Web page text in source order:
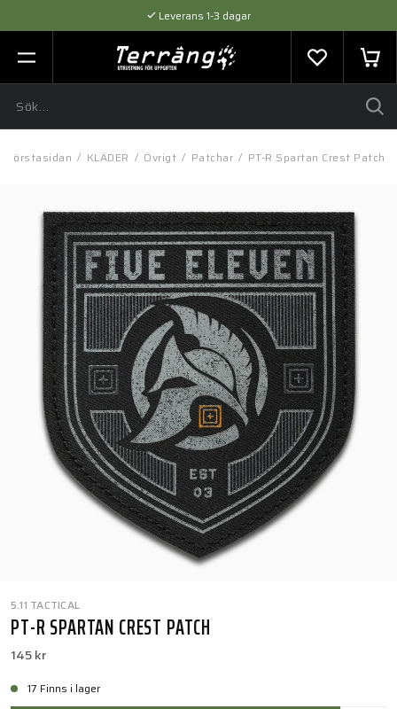
Leverans 1-3 dagar
Flexibel betalning med SVEA
Expertråd & Kvalitetsprodukter
Förstasidan / KLÄDER / Övrigt / Patchar / PT-R Spartan Crest Patch
5.11 TACTICAL
PT-R SPARTAN CREST PATCH
145 kr
17 Finns i lager